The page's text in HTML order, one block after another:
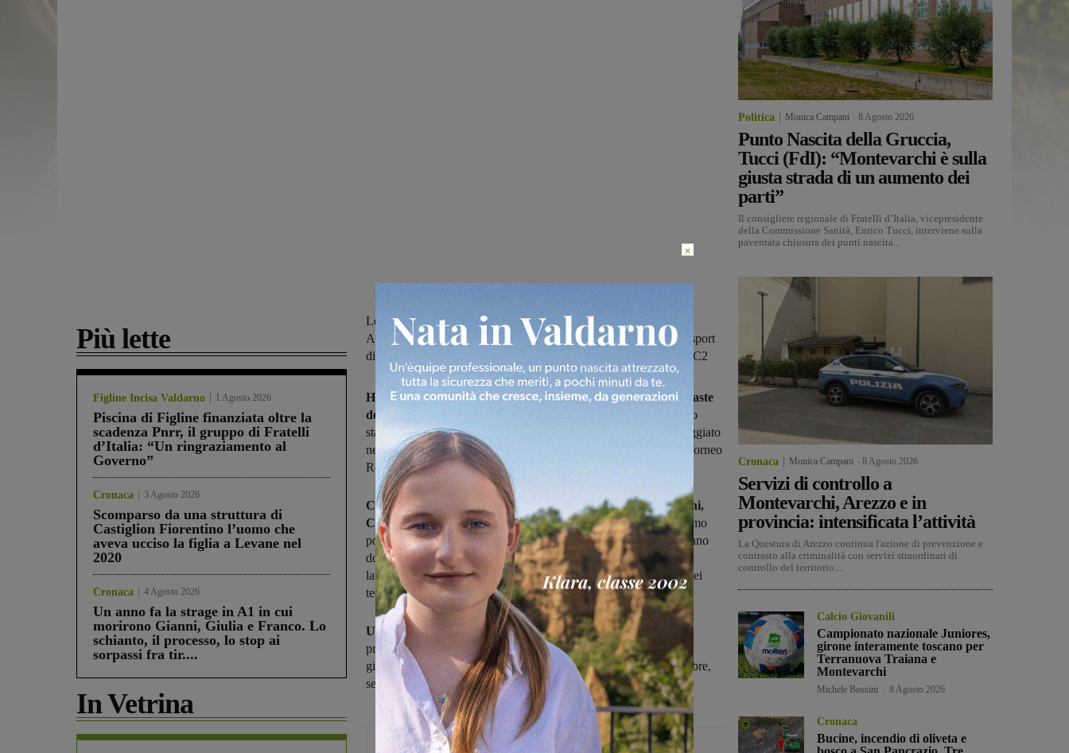
Più lette
Figline Incisa Valdarno 1 Agosto 2026
Piscina di Figline finanziata oltre la
scadenza Pnrr, il gruppo di Fratelli
d’Italia: “Un ringraziamento al
Governo”
Cronaca 3 Agosto 2026
Scomparso da una struttura di
Castiglion Fiorentino l’uomo che
aveva ucciso la figlia a Levane nel
2020
Cronaca 4 Agosto 2026
Un anno fa la strage in A1 in cui
morirono Gianni, Giulia e Franco. Lo
schianto, il processo, lo stop ai
sorpassi fra tir....
In Vetrina
Le prime a calcare il campo gara sono state le atlete della sezione
Agonistica Femminile che hanno gareggiato nel Palazzetto dello sport
di Montevarchi per la prima prova del Torneo Regionale di Serie C2
Ha preso il via la nuova stagione agonistica delle giovani ginnaste
dell'Aurora Montevarchi. Le prime a calcare il campo gara sono
state le atlete della sezione Agonistica Femminile che hanno gareggiato
nel Palazzetto dello sport di Montevarchi per la prima prova del Torneo
Regionale di Serie C2.
Con un'ottima gara la squadra composta da Clarissa Fabbrini,
Chiara Menichincheri e Chiara Mannuccisi è piazzata al settimo
posto della classifica regionale, in un torneo che sta diventando anno
dopo anno sempre più competitivo, mettendo così a frutto il buon
lavoro svolto durante i mesi estivi di preparazione sotto la guida dei
tecnici Giulia Misuri e Thomas Pagni.
Un inizio positivo che non può che fare ben sperare
proseguimento del torneo e per la stagione agonistica di queste
ginnaste. L'appuntamento per la seconda prova è fissato al 9 Ottobre,
sempre a Montevarchi.
Politica Monica Campani 8 Agosto 2026
Punto Nascita della Gruccia,
Tucci (FdI): “Montevarchi è sulla
giusta strada di un aumento dei
parti”
Il consigliere regionale di Fratelli d’Italia, vicepresidente
della Commissione Sanità, Enrico Tucci, interviene sulla
paventata chiusura dei punti nascita...
Cronaca Monica Campani 8 Agosto 2026
Servizi di controllo a
Montevarchi, Arezzo e in
provincia: intensificata l’attività
La Questura di Arezzo continua l'azione di prevenzione e
contrasto alla criminalità con servizi straordinari di
controllo del territorio....
Calcio Giovanili
Campionato nazionale Juniores,
girone interamente toscano per
Terranuova Traiana e
Montevarchi
Michele Bossini 8 Agosto 2026
Cronaca
Bucine, incendio di oliveta e
×